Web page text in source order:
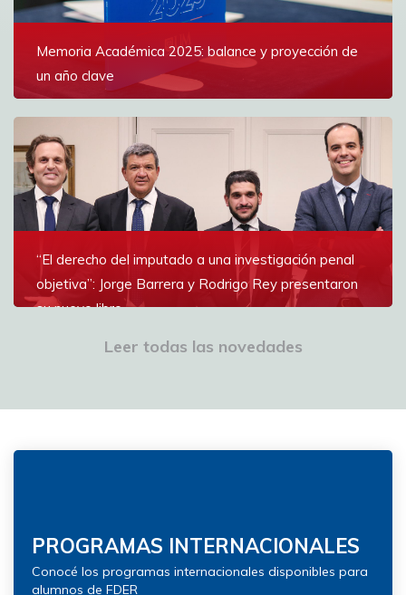
Memoria Académica 2025: balance y proyección de
un año clave
Ver más
“El derecho del imputado a una investigación penal
objetiva”: Jorge Barrera y Rodrigo Rey presentaron
su nuevo libro
El libro discute la legitimidad democrática y los límites
Leer todas las novedades
PROGRAMAS INTERNACIONALES
Conocé los programas internacionales disponibles para
alumnos de FDER